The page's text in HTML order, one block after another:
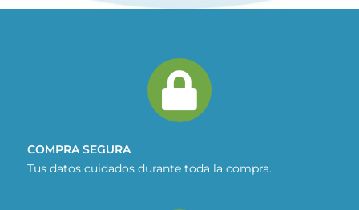
COMPRA SEGURA
Tus datos cuidados durante toda la compra.